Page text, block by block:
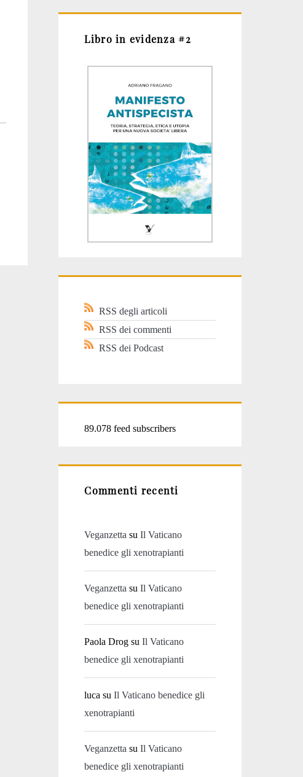
Libro in evidenza #2
RSS degli articoli
RSS dei commenti
RSS dei Podcast
89.078 feed subscribers
Commenti recenti
Veganzetta suIl Vaticano
benedice gli xenotrapianti
Veganzetta suIl Vaticano
benedice gli xenotrapianti
Paola Drog suIl Vaticano
benedice gli xenotrapianti
luca suIl Vaticano benedice gli
xenotrapianti
Veganzetta suIl Vaticano
benedice gli xenotrapianti